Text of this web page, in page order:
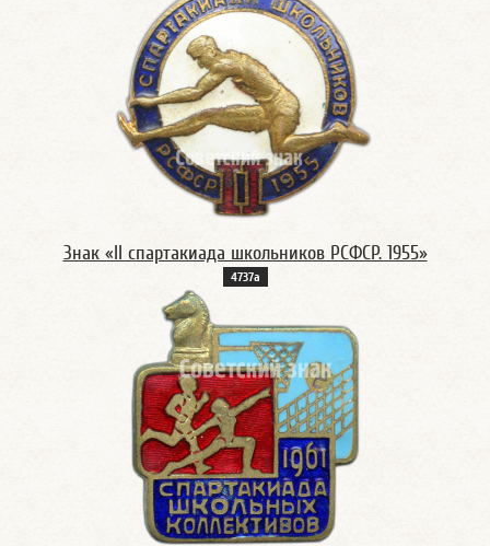
Знак «II спартакиада школьников РСФСР. 1955»
4737а